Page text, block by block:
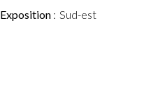
Exposition Sud-est